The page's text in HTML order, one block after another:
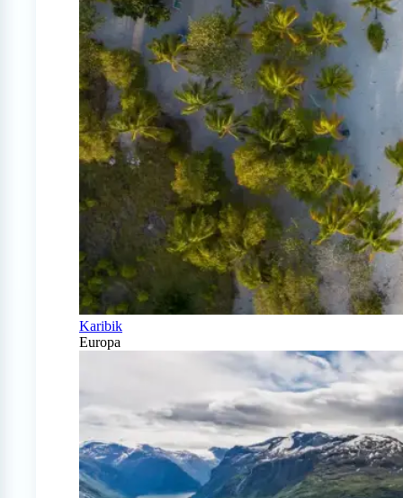
Karibik
Europa